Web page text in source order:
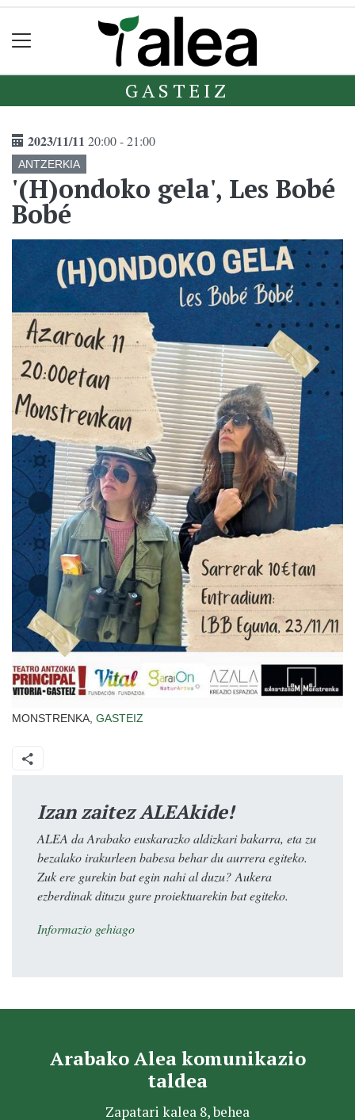
GASTEIZ
2023/11/11 20:00 - 21:00
ANTZERKIA
'(H)ondoko gela', Les Bobé
Bobé
MONSTRENKA, GASTEIZ
Izan zaitez ALEAkide!
ALEA da Arabako euskarazko aldizkari bakarra, eta zu
bezalako irakurleen babesa behar du aurrera egiteko.
Zuk ere gurekin bat egin nahi al duzu? Aukera
ezberdinak dituzu gure proiektuarekin bat egiteko.
Informazio gehiago
Arabako Alea komunikazio
taldea
Zapatari kalea 8, behea